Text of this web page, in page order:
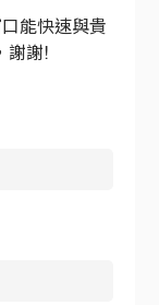
能快速與貴
謝謝!